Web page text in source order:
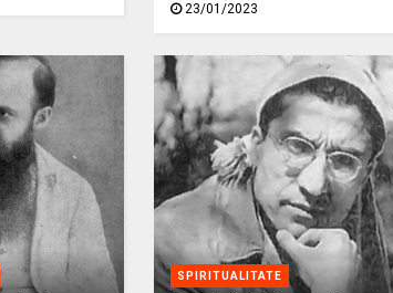
23/01/2023
SPIRITUALITATE